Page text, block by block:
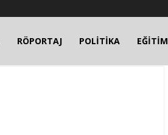
RÖPORTAJ POLİTİKA EĞİTİM